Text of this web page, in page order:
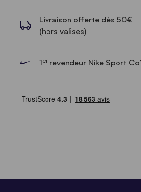
Livraison offerte dès 50€
(hors valises)
1errevendeur Nike Sport Co’